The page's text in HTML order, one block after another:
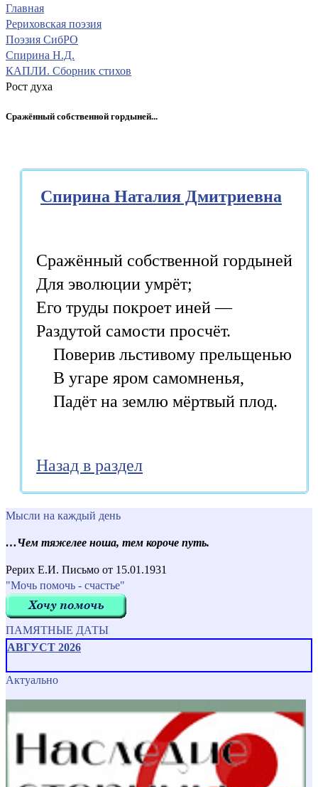
Главная
Рериховская поэзия
Поэзия СибРО
Спирина Н.Д.
КАПЛИ. Сборник стихов
Рост духа
Сражённый собственной гордыней...
Спирина Наталия Дмитриевна
Сражённый собственной гордыней
Для эволюции умрёт;
Его труды покроет иней —
Раздутой самости просчёт.
    Поверив льстивому прельщенью
    В угаре яром самомненья,
    Падёт на землю мёртвый плод.
Назад в раздел
Мысли на каждый день
…Чем тяжелее ноша, тем короче путь.
Рерих Е.И. Письмо от 15.01.1931
"Мочь помочь - счастье"
ПАМЯТНЫЕ ДАТЫ
АВГУСТ 2026
Актуально